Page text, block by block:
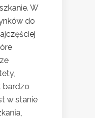
W
do
bardzo
w stanie